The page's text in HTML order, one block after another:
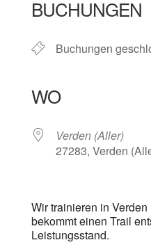
BUCHUNGEN
Buchungen
WO
Verden (Aller)
27283, Verden
Wir trainieren in
bekommt einen Trail
Leistungsstand.